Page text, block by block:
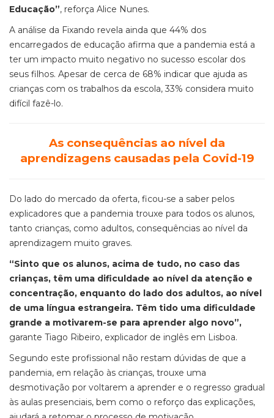
Educação”, reforça Alice Nunes.
A análise da Fixando revela ainda que 44% dos
encarregados de educação afirma que a pandemia está a
ter um impacto muito negativo no sucesso escolar dos
seus filhos. Apesar de cerca de 68% indicar que ajuda as
crianças com os trabalhos da escola, 33% considera muito
difícil fazê-lo.
As consequências ao nível da
aprendizagens causadas pela Covid-19
Do lado do mercado da oferta, ficou-se a saber pelos
explicadores que a pandemia trouxe para todos os alunos,
tanto crianças, como adultos, consequências ao nível da
aprendizagem muito graves.
“Sinto que os alunos, acima de tudo, no caso das
crianças, têm uma dificuldade ao nível da atenção e
concentração, enquanto do lado dos adultos, ao nível
de uma língua estrangeira. Têm tido uma dificuldade
grande a motivarem-se para aprender algo novo”,
garante Tiago Ribeiro, explicador de inglês em Lisboa.
Segundo este profissional não restam dúvidas de que a
pandemia, em relação às crianças, trouxe uma
desmotivação por voltarem a aprender e o regresso gradual
às aulas presenciais, bem como o reforço das explicações,